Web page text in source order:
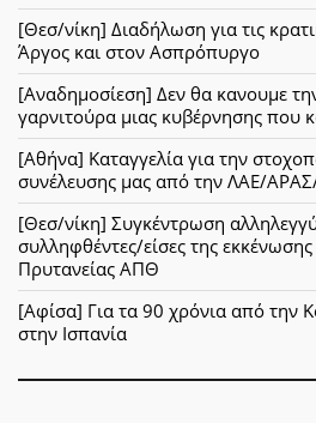
[Θεσ/νίκη] Διαδήλωση για τις
Άργος και στον Ασπρόπυργο
[Αναδημοσίεση] Δεν θα κανουμε
γαρνιτούρα μιας κυβέρνησης που
[Αθήνα] Καταγγελία για την
συνέλευσης μας από την ΛΑΕ/
[Θεσ/νίκη] Συγκέντρωση
συλληφθέντες/είσες της
Πρυτανείας ΑΠΘ
[Αφίσα] Για τα 90 χρόνια από την
στην Ισπανία